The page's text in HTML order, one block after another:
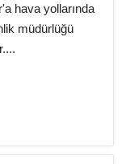
hava yollarında
müdürlüğü